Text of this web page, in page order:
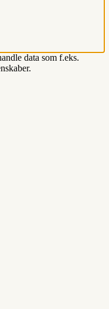
data som f.eks.